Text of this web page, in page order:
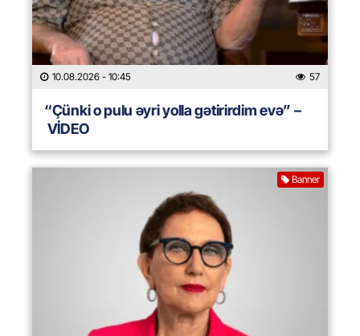
10.08.2026 - 10:45 57
“Çünki o pulu əyri yolla gətirirdim evə” –
VİDEO
Banner